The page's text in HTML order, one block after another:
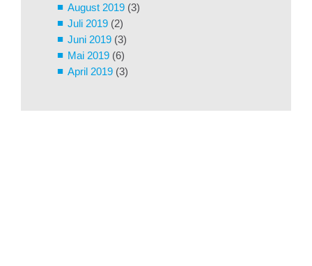
August 2019 (3)
Juli 2019 (2)
Juni 2019 (3)
Mai 2019 (6)
April 2019 (3)